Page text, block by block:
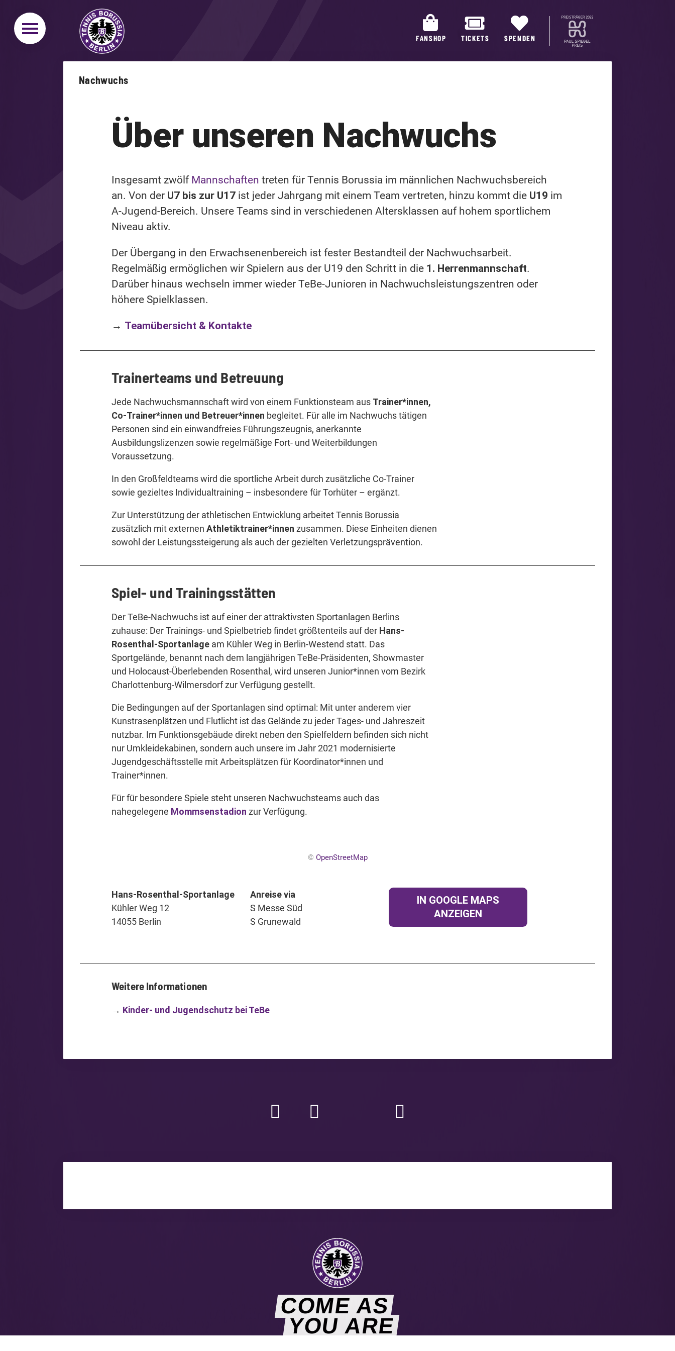
FANSHOP TICKETS SPENDEN
Nachwuchs
Über unseren Nachwuchs
Insgesamt zwölf Mannschaften treten für Tennis Borussia im männlichen Nachwuchsbereich
an. Von der U7 bis zur U17 ist jeder Jahrgang mit einem Team vertreten, hinzu kommt die U19 im
A-Jugend-Bereich. Unsere Teams sind in verschiedenen Altersklassen auf hohem sportlichem
Niveau aktiv.
Der Übergang in den Erwachsenenbereich ist fester Bestandteil der Nachwuchsarbeit.
Regelmäßig ermöglichen wir Spielern aus der U19 den Schritt in die 1. Herrenmannschaft.
Darüber hinaus wechseln immer wieder TeBe-Junioren in Nachwuchsleistungszentren oder
höhere Spielklassen.
→ Teamübersicht & Kontakte
Trainerteams und Betreuung
Jede Nachwuchsmannschaft wird von einem Funktionsteam aus Trainer*innen,
Co-Trainer*innen und Betreuer*innen begleitet. Für alle im Nachwuchs tätigen
Personen sind ein einwandfreies Führungszeugnis, anerkannte
Ausbildungslizenzen sowie regelmäßige Fort- und Weiterbildungen
Voraussetzung.
In den Großfeldteams wird die sportliche Arbeit durch zusätzliche Co-Trainer
sowie gezieltes Individualtraining – insbesondere für Torhüter – ergänzt.
Zur Unterstützung der athletischen Entwicklung arbeitet Tennis Borussia
zusätzlich mit externen Athletiktrainer*innen zusammen. Diese Einheiten dienen
sowohl der Leistungssteigerung als auch der gezielten Verletzungsprävention.
Spiel- und Trainingsstätten
Der TeBe-Nachwuchs ist auf einer der attraktivsten Sportanlagen Berlins
zuhause: Der Trainings- und Spielbetrieb findet größtenteils auf der Hans-
Rosenthal-Sportanlage am Kühler Weg in Berlin-Westend statt. Das
Sportgelände, benannt nach dem langjährigen TeBe-Präsidenten, Showmaster
und Holocaust-Überlebenden Rosenthal, wird unseren Junior*innen vom Bezirk
Charlottenburg-Wilmersdorf zur Verfügung gestellt.
Die Bedingungen auf der Sportanlagen sind optimal: Mit unter anderem vier
Kunstrasenplätzen und Flutlicht ist das Gelände zu jeder Tages- und Jahreszeit
nutzbar. Im Funktionsgebäude direkt neben den Spielfeldern befinden sich nicht
nur Umkleidekabinen, sondern auch unsere im Jahr 2021 modernisierte
Jugendgeschäftsstelle mit Arbeitsplätzen für Koordinator*innen und
Trainer*innen.
Für für besondere Spiele steht unseren Nachwuchsteams auch das
nahegelegene Mommsenstadion zur Verfügung.
© OpenStreetMap
Hans-Rosenthal-Sportanlage
Kühler Weg 12
14055 Berlin
Anreise via
S Messe Süd
S Grunewald
IN GOOGLE MAPS
ANZEIGEN
Weitere Informationen
→ Kinder- und Jugendschutz bei TeBe
COME AS
YOU ARE